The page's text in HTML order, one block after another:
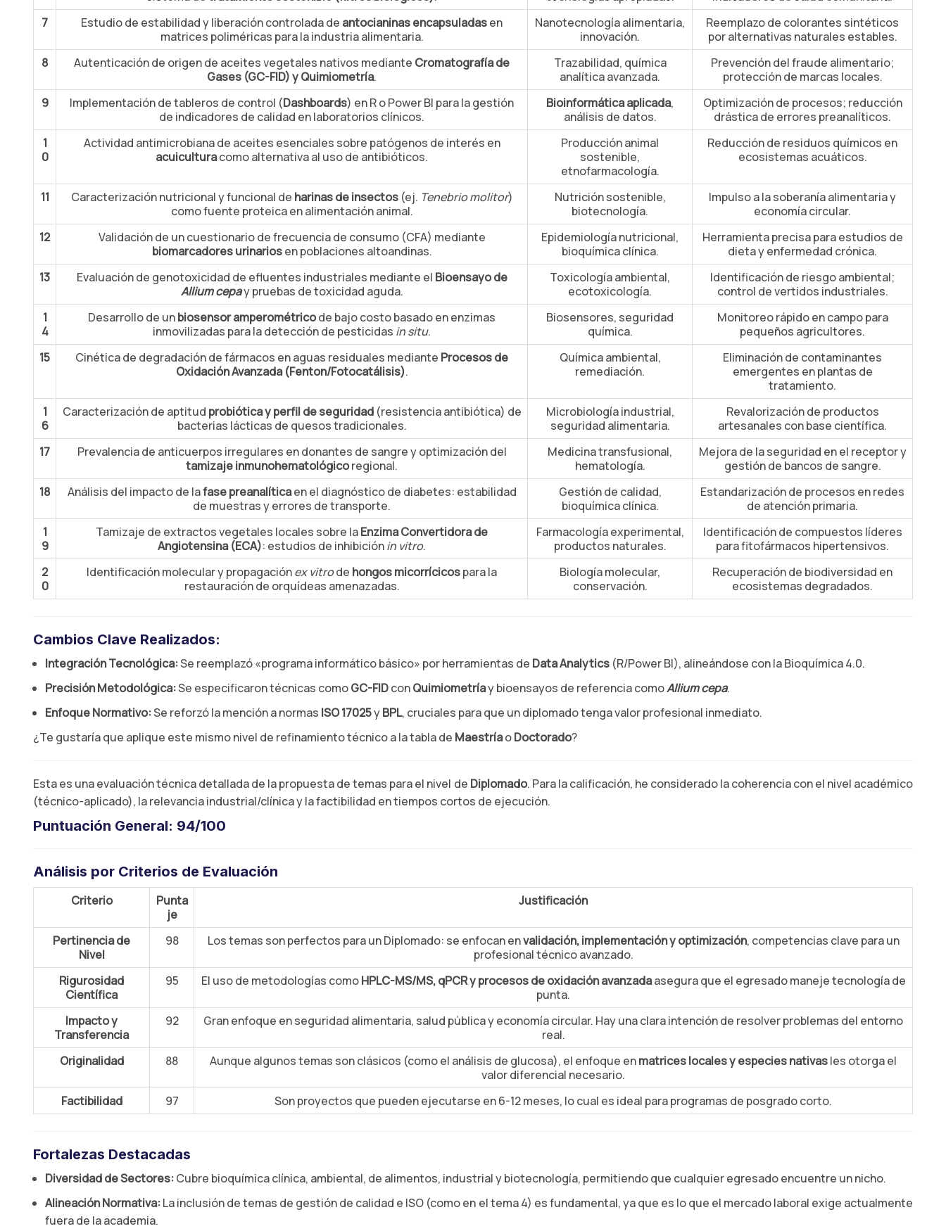
7
Estudio de estabilidad y liberación controlada de antocianinas encapsuladasen
matrices poliméricas para la industria alimentaria.
Nanotecnología alimentaria,
innovación.
Reemplazo de colorantes sintéticos
por alternativas naturales estables.
8
Autenticación de origen de aceites vegetales nativos mediante Cromatografía de
Gases (GC-FID) y Quimiometría.
Trazabilidad, química
analítica avanzada.
Prevención del fraude alimentario;
protección de marcas locales.
9
Implementación de tableros de control (Dashboards) en R o Power BI para la gestión
de indicadores de calidad en laboratorios clínicos.
Bioinformática aplicada,
análisis de datos.
Optimización de procesos; reducción
drástica de errores preanalíticos.
1
0
Actividad antimicrobiana de aceites esenciales sobre patógenos de interés en
acuiculturacomo alternativa al uso de antibióticos.
Producción animal
sostenible,
etnofarmacología.
Reducción de residuos químicos en
ecosistemas acuáticos.
11 Caracterización nutricional y funcional de harinas de insectos(ej. Tenebrio molitor)
como fuente proteica en alimentación animal.
Nutrición sostenible,
biotecnología.
Impulso a la soberanía alimentaria y
economía circular.
12
Validación de un cuestionario de frecuencia de consumo (CFA) mediante
biomarcadores urinariosen poblaciones altoandinas.
Epidemiología nutricional,
bioquímica clínica.
Herramienta precisa para estudios de
dieta y enfermedad crónica.
13
Evaluación de genotoxicidad de efluentes industriales mediante el Bioensayo de
Allium cepay pruebas de toxicidad aguda.
Toxicología ambiental,
ecotoxicología.
Identificación de riesgo ambiental;
control de vertidos industriales.
1
4
Desarrollo de unbiosensor amperométricode bajo costo basado en enzimas
inmovilizadas para la detección de pesticidas in situ.
Biosensores, seguridad
química.
Monitoreo rápido en campo para
pequeños agricultores.
15
Cinética de degradación de fármacos en aguas residuales mediante Procesos de
Oxidación Avanzada (Fenton/Fotocatálisis).
Química ambiental,
remediación.
Eliminación de contaminantes
emergentes en plantas de
tratamiento.
1
6
Caracterización de aptitud probiótica y perfil de seguridad(resistencia antibiótica) de
bacterias lácticas de quesos tradicionales.
Microbiología industrial,
seguridad alimentaria.
Revalorización de productos
artesanales con base científica.
17
Prevalencia de anticuerpos irregulares en donantes de sangre y optimización del
tamizaje inmunohematológicoregional.
Medicina transfusional,
hematología.
Mejora de la seguridad en el receptor y
gestión de bancos de sangre.
18
Análisis del impacto de lafase preanalíticaen el diagnóstico de diabetes: estabilidad
de muestras y errores de transporte.
Gestión de calidad,
bioquímica clínica.
Estandarización de procesos en redes
de atención primaria.
1
9
Tamizaje de extractos vegetales locales sobre laEnzima Convertidora de
Angiotensina (ECA): estudios de inhibiciónin vitro.
Farmacología experimental,
productos naturales.
Identificación de compuestos líderes
para fitofármacos hipertensivos.
2
0
Identificación molecular y propagaciónex vitrode hongos micorrícicospara la
restauración de orquídeas amenazadas.
Biología molecular,
conservación.
Recuperación de biodiversidad en
ecosistemas degradados.
Cambios Clave Realizados:
Integración Tecnológica:Se reemplazó «programa informático básico» por herramientas de Data Analytics (R/Power BI), alineándose con la Bioquímica 4.0.
Precisión Metodológica:Se especificaron técnicas comoGC-FIDconQuimiometríay bioensayos de referencia comoAllium cepa.
Enfoque Normativo:Se reforzó la mención a normas ISO 17025yBPL, cruciales para que un diplomado tenga valor profesional inmediato.
¿Te gustaría que aplique este mismo nivel de refinamiento técnico a la tabla de MaestríaoDoctorado?
Esta es una evaluación técnica detallada de la propuesta de temas para el nivel de Diplomado. Para la calificación, he considerado la coherencia con el nivel académico
(técnico-aplicado), la relevancia industrial/clínica y la factibilidad en tiempos cortos de ejecución.
Puntuación General: 94/100
Análisis por Criterios de Evaluación
Criterio
Punta
je
Justificación
Pertinencia de
Nivel
98 Los temas son perfectos para un Diplomado: se enfocan envalidación, implementación y optimización, competencias clave para un
profesional técnico avanzado.
Rigurosidad
Científica
95 El uso de metodologías comoHPLC-MS/MS, qPCR y procesos de oxidación avanzadaasegura que el egresado maneje tecnología de
punta.
Impacto y
Transferencia
92
Gran enfoque en seguridad alimentaria, salud pública y economía circular. Hay una clara intención de resolver problemas del entorno
real.
Originalidad
88 Aunque algunos temas son clásicos (como el análisis de glucosa), el enfoque enmatrices locales y especies nativasles otorga el
valor diferencial necesario.
Factibilidad
97 Son proyectos que pueden ejecutarse en 6-12 meses, lo cual es ideal para programas de posgrado corto.
Fortalezas Destacadas
Diversidad de Sectores:Cubre bioquímica clínica, ambiental, de alimentos, industrial y biotecnología, permitiendo que cualquier egresado encuentre un nicho.
Alineación Normativa:La inclusión de temas de gestión de calidad e ISO (como en el tema 4) es fundamental, ya que es lo que el mercado laboral exige actualmente
fuera de la academia.